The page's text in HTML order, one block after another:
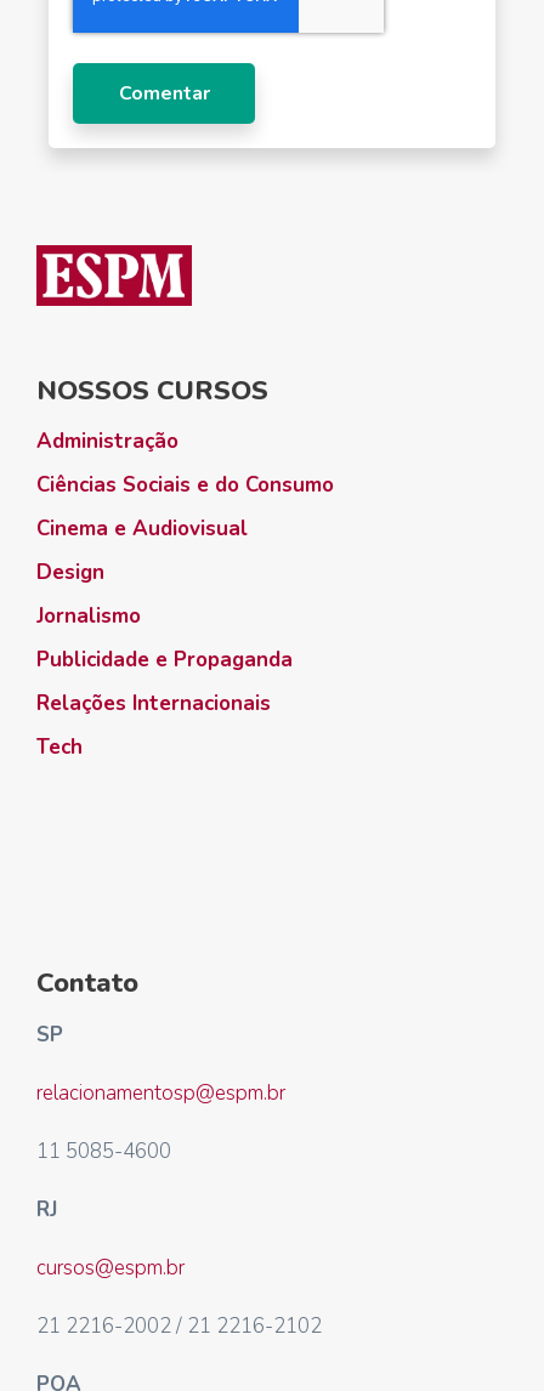
NOSSOS CURSOS
Administração
Ciências Sociais e do Consumo
Cinema e Audiovisual
Design
Jornalismo
Publicidade e Propaganda
Relações Internacionais
Tech
Contato
SP
relacionamentosp@espm.br
11 5085-4600
RJ
cursos@espm.br
21 2216-2002 / 21 2216-2102
POA